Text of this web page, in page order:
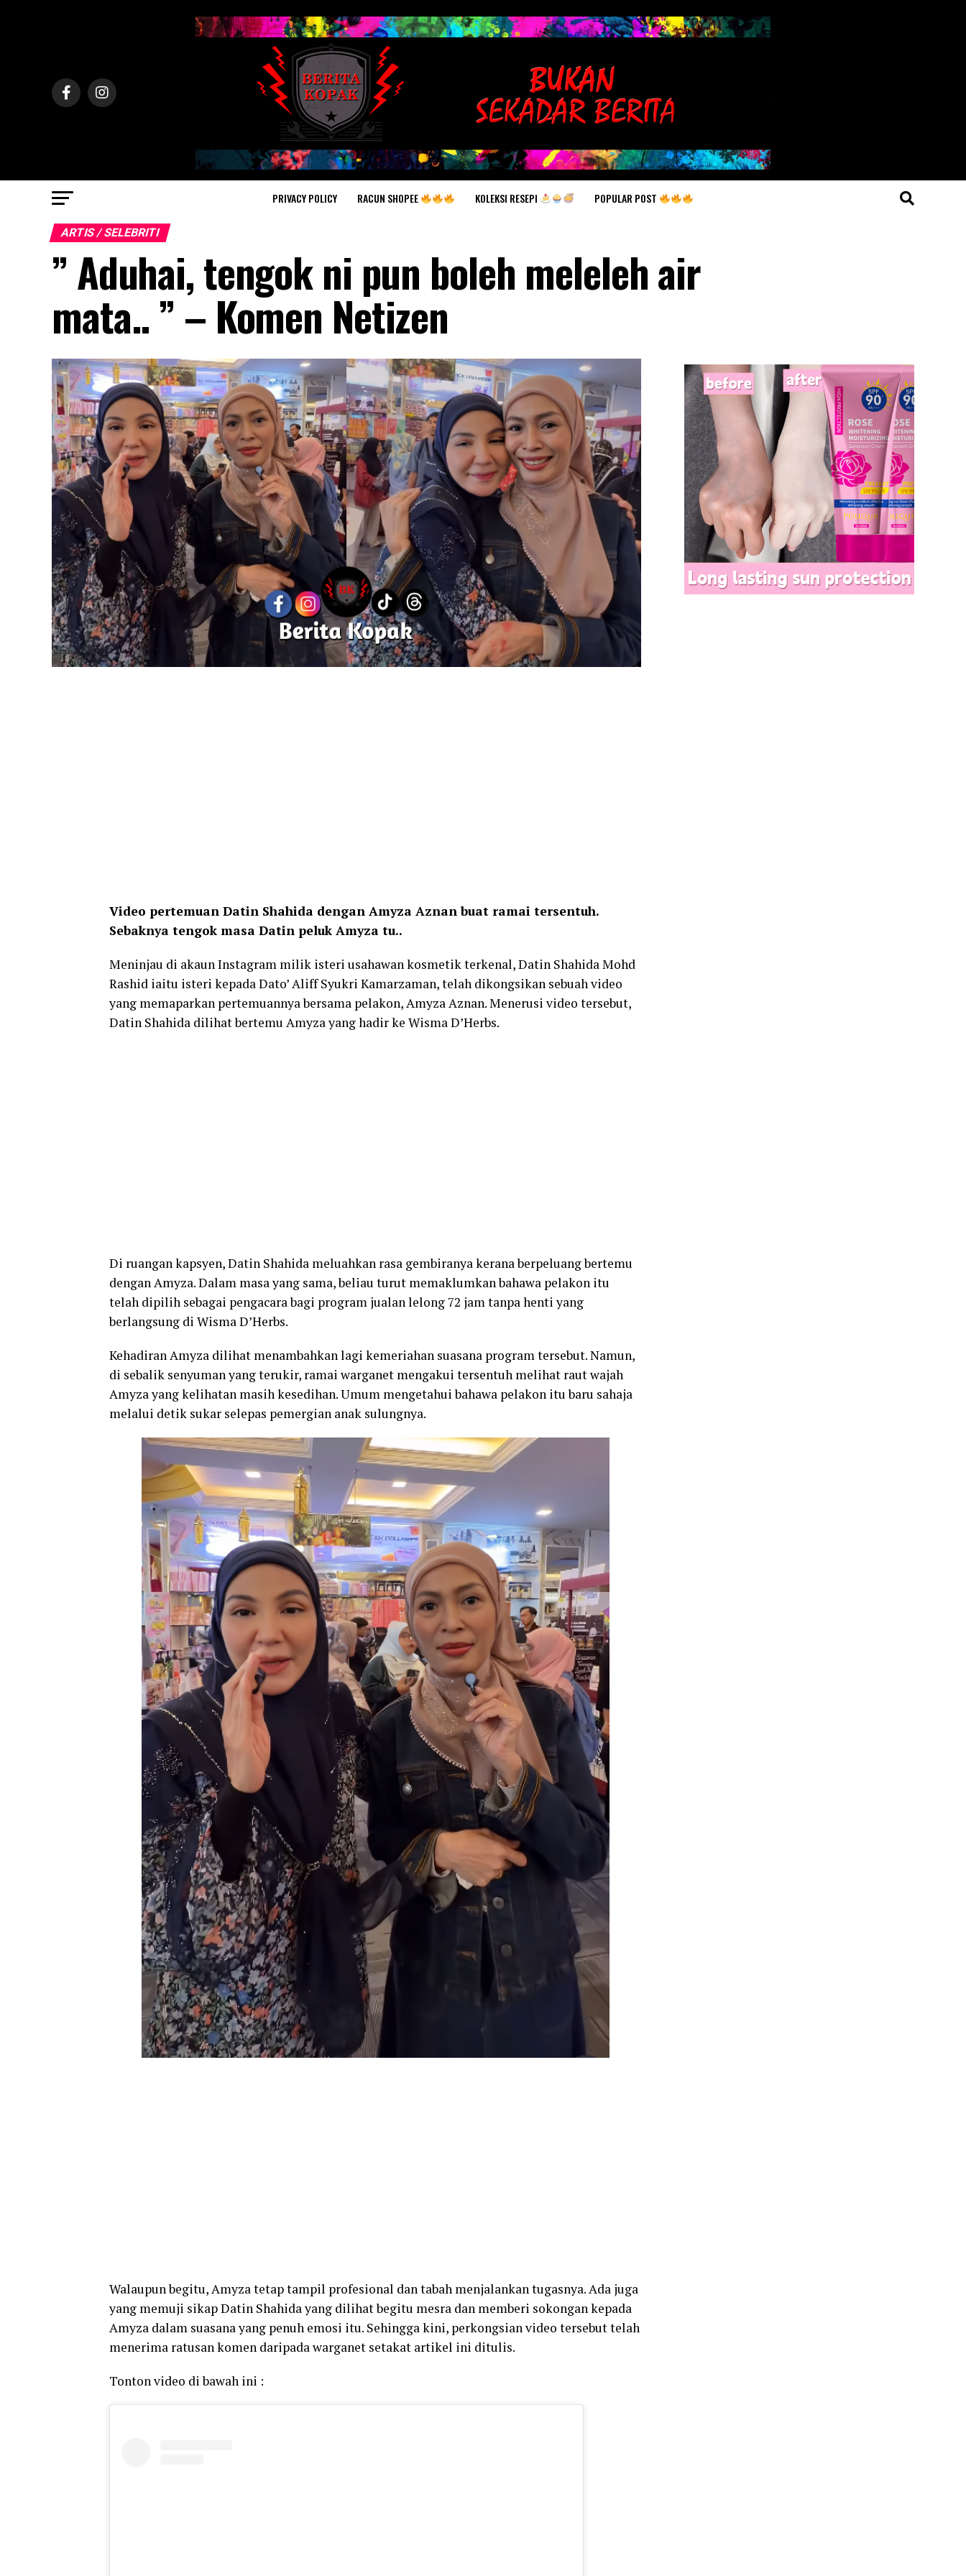
PRIVACY POLICY RACUN SHOPEE KOLEKSI RESEPI POPULAR POST
ARTIS / SELEBRITI
” Aduhai, tengok ni pun boleh meleleh air
mata.. ” – Komen Netizen
Video pertemuan Datin Shahida dengan Amyza Aznan buat ramai tersentuh.
Sebaknya tengok masa Datin peluk Amyza tu..
Meninjau di akaunInstagram milik isteri usahawankosmetikterkenal, Datin Shahida Mohd
Rashid iaitu isteri kepada Dato’Aliff Syukri Kamarzaman,telah dikongsikan sebuahvideo
yang memaparkan pertemuannyabersama pelakon,Amyza Aznan.Menerusi video tersebut,
Datin Shahida dilihatbertemu Amyzayanghadirke WismaD’Herbs.
Di ruangankapsyen,Datin Shahida meluahkan rasa gembiranyakeranaberpeluangbertemu
denganAmyza.Dalam masayang sama,beliau turut memaklumkanbahawa pelakon itu
telah dipilih sebagai pengacarabagi program jualanlelong 72 jamtanpahentiyang
berlangsung di WismaD’Herbs.
KehadiranAmyza dilihat menambahkanlagi kemeriahan suasana programtersebut.Namun,
di sebalik senyumanyangterukir, ramai warganet mengakui tersentuh melihat rautwajah
Amyzayangkelihatan masihkesedihan.Umum mengetahuibahawa pelakon itubaru sahaja
melalui detik sukar selepas pemergian anak sulungnya.
Walaupunbegitu,Amyzatetaptampil profesional dantabah menjalankantugasnya.Ada juga
yang memuji sikapDatin Shahidayang dilihatbegitu mesra dan memberi sokongankepada
Amyza dalam suasanayang penuh emosi itu. Sehingga kini, perkongsian video tersebut telah
menerima ratusan komen daripada warganet setakat artikel ini ditulis.
Tonton video di bawah ini :